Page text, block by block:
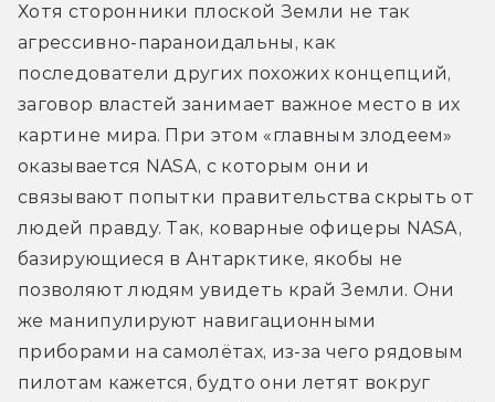
Хотя сторонники плоской Земли не так
агрессивно-параноидальны, как
последователи других похожих концепций,
заговор властей занимает важное место в их
картине мира. При этом «главным злодеем»
оказывается NASA, с которым они и
связывают попытки правительства скрыть от
людей правду. Так, коварные офицеры NASA,
базирующиеся в Антарктике, якобы не
позволяют людям увидеть край Земли. Они
же манипулируют навигационными
приборами на самолётах, из-за чего рядовым
пилотам кажется, будто они летят вокруг